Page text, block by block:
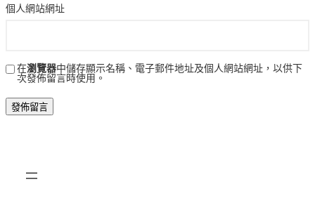
個人網站網址
在瀏覽器中儲存顯示名稱、電子郵件地址及個人網站網址，以供下
次發佈留言時使用。